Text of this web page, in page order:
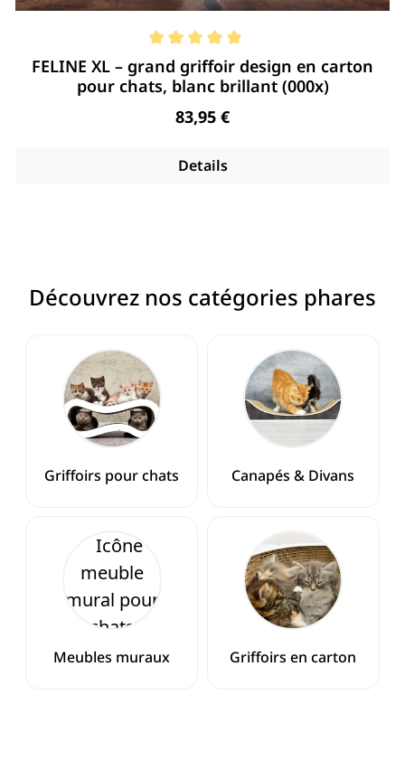
Note moyenne de 5 de 5 étoiles
FELINE XL – grand griffoir design en carton
pour chats, blanc brillant (000x)
Regulärer Preis:
83,95 €
Details
Découvrez nos catégories phares
Griffoirs pour chats Canapés & Divans
Meubles muraux Griffoirs en carton